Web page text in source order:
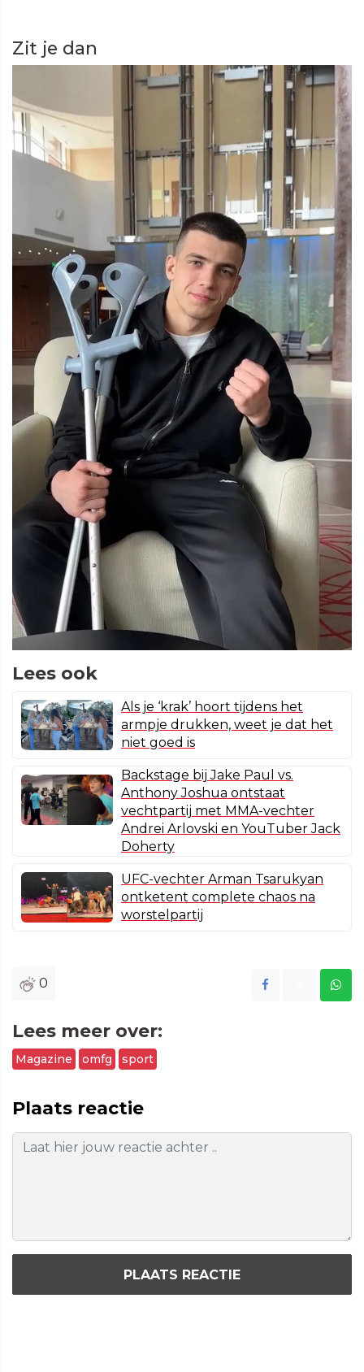
Zit je dan
Lees ook
Als je ‘krak’ hoort tijdens het
armpje drukken, weet je dat het
niet goed is
Backstage bij Jake Paul vs.
Anthony Joshua ontstaat
vechtpartij met MMA-vechter
Andrei Arlovski en YouTuber Jack
Doherty
UFC-vechter Arman Tsarukyan
ontketent complete chaos na
worstelpartij
0
Lees meer over:
Magazine omfg sport
Plaats reactie
PLAATS REACTIE